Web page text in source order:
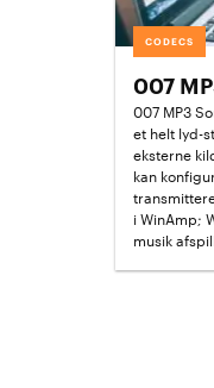
CODECS
007
007 MP3
et helt lyd-
eksterne
kan
i WinAmp;
musik